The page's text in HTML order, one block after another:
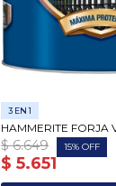
3 EN 1
HAMMERITE FORJA
$ 5.651
$ 6.649 15